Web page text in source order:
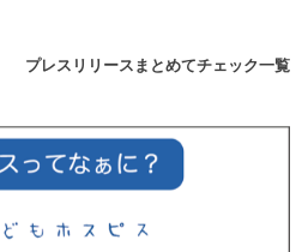
プレスリリースまとめてチェック一覧